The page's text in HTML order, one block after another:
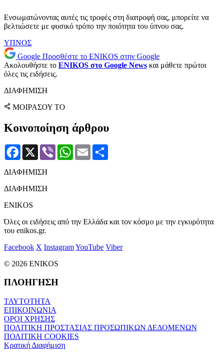
Ενσωματώνοντας αυτές τις τροφές στη διατροφή σας, μπορείτε να
βελτιώσετε με φυσικό τρόπο την ποιότητα του ύπνου σας.
ΥΠΝΟΣ
Google Προσθέστε το ENIKOS στην Google
Ακολουθήστε το ENIKOS στο Google News και μάθετε πρώτοι
όλες τις ειδήσεις.
ΔΙΑΦΗΜΙΣΗ
ΜΟΙΡΑΣΟΥ ΤΟ
Κοινοποίηση άρθρου
Facebook
X Viber WhatsApp
Email
ΔΙΑΦΗΜΙΣΗ
ΔΙΑΦΗΜΙΣΗ
ENIKOS
Όλες οι ειδήσεις από την Ελλάδα και τον κόσμο με την εγκυρότητα
του enikos.gr.
Facebook X InstagramYouTube Viber
© 2026 ENIKOS
ΠΛΟΗΓΗΣΗ
ΤΑΥΤΟΤΗΤΑ
ΕΠΙΚΟΙΝΩΝΙΑ
ΟΡΟΙ ΧΡΗΣΗΣ
ΠΟΛΙΤΙΚΗ ΠΡΟΣΤΑΣΙΑΣ ΠΡΟΣΩΠΙΚΩΝ ΔΕΔΟΜΕΝΩΝ
ΠΟΛΙΤΙΚΗ COOKIES
Κρατική Διαφήμιση